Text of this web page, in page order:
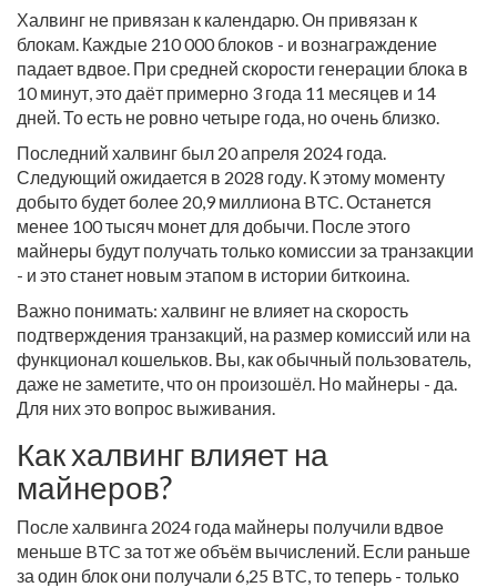
Халвинг не привязан к календарю. Он привязан к
блокам. Каждые 210 000 блоков - и вознаграждение
падает вдвое. При средней скорости генерации блока в
10 минут, это даёт примерно 3 года 11 месяцев и 14
дней. То есть не ровно четыре года, но очень близко.
Последний халвинг был 20 апреля 2024 года.
Следующий ожидается в 2028 году. К этому моменту
добыто будет более 20,9 миллиона BTC. Останется
менее 100 тысяч монет для добычи. После этого
майнеры будут получать только комиссии за транзакции
- и это станет новым этапом в истории биткоина.
Важно понимать: халвинг не влияет на скорость
подтверждения транзакций, на размер комиссий или на
функционал кошельков. Вы, как обычный пользователь,
даже не заметите, что он произошёл. Но майнеры - да.
Для них это вопрос выживания.
Как халвинг влияет на
майнеров?
После халвинга 2024 года майнеры получили вдвое
меньше BTC за тот же объём вычислений. Если раньше
за один блок они получали 6,25 BTC, то теперь - только